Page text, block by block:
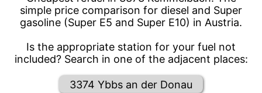
simple price comparison for diesel and Super
gasoline (Super E5 and Super E10) in Austria.
Is the appropriate station for your fuel not
included? Search in one of the adjacent places:
3374 Ybbs an der Donau